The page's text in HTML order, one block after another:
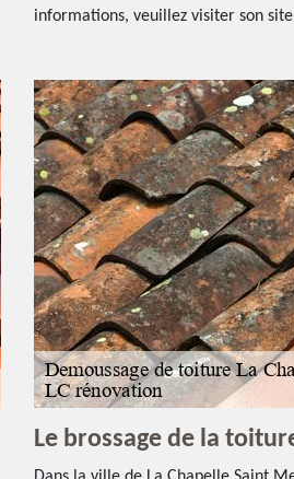
informations, veuillez visiter son
Le brossage de la